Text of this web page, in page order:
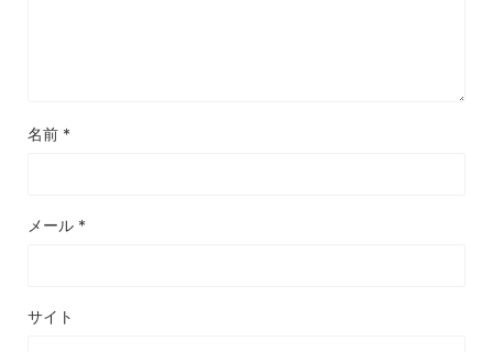
名前 *
メール *
サイト